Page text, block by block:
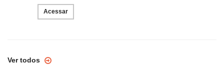
Acessar
Ver todos